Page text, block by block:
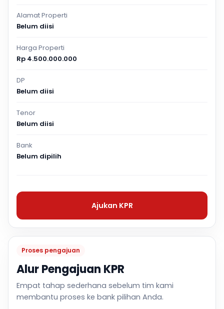
Proses pengajuan
Alur Pengajuan KPR
Empat tahap sederhana sebelum tim kami
membantu proses ke bank pilihan Anda.
Alamat Properti
Belum diisi
Harga Properti
Rp 4.500.000.000
DP
Belum diisi
Tenor
Belum diisi
Bank
Belum dipilih
Ajukan KPR